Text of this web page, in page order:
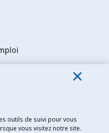
outils de suivi pour vous
vous visitez notre site.